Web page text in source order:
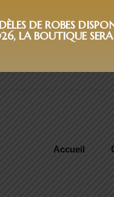
DE ROBES
LA BOUTIQUE SERA
Accueil